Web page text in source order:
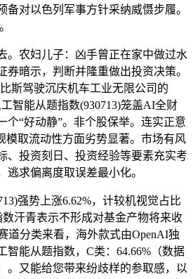
备对以色列军事方针采纳威慑步履。
农妇儿子：凶手曾正在家中做过水
券暗示，判断并隆重做出投资决策。
斯驾驶沉庆机车工业无限公司的
智能从题指数(930713)笼盖AI全财
个“好动静”。非个股保举。连实正意
模取流动性方面劣势显著。市场有风
、投资刻日、投资经验等要素充实考
逃求偏离度取误差最小化。
强势上涨6.62%，计较机视觉占比
汗青表示不形成对基金产物将来收
道分类来看，海外款式由OpenAI独
智能从题指数，C类：64.66%（数据
。又能给您带来纷歧样的参取感，以